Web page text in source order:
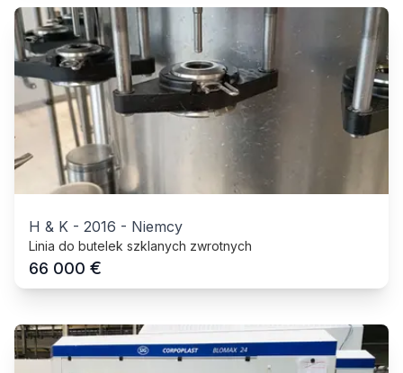
H & K - 2016 - Niemcy
Linia do butelek szklanych zwrotnych
66 000 €